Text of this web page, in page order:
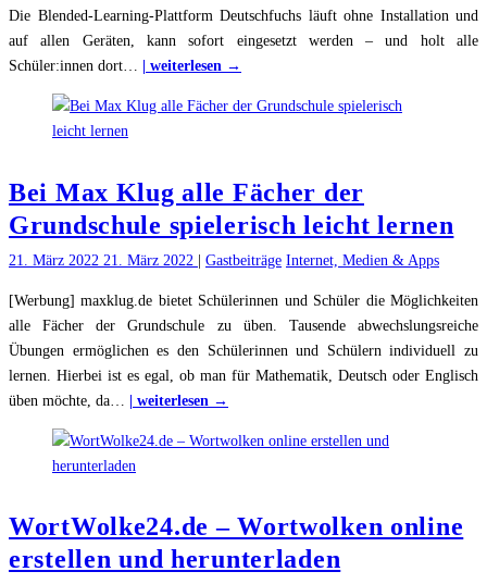
Die Blended-Learning-Plattform Deutschfuchs läuft ohne Installation und
auf allen Geräten, kann sofort eingesetzt werden – und holt alle
Schüler:innen dort
| weiterlesen →
leicht
mit
Deutschfuchs"
Bei Max Klug alle Fächer der
Grundschule spielerisch leicht lernen
21. März 2022 21. März 2022 | Gastbeiträge Internet, Medien & Apps
[Werbung] maxklug.de bietet Schülerinnen und Schüler die Möglichkeiten
alle Fächer der Grundschule zu üben. Tausende abwechslungsreiche
Übungen ermöglichen es den Schülerinnen und Schülern individuell zu
lernen. Hierbei ist es egal, ob man für Mathematik, Deutsch oder Englisch
üben möchte, da
| weiterlesen →
Klug
der
Grundschule
spielerisch
WortWolke24.de – Wortwolken online
erstellen und herunterladen